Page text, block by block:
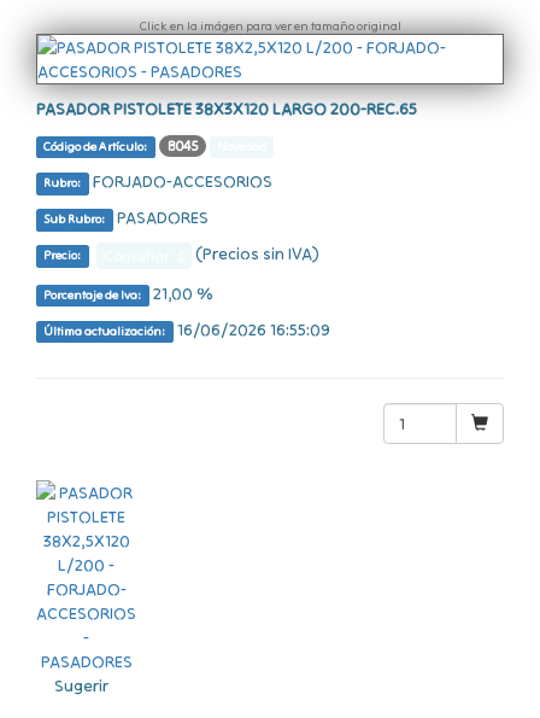
Click en la imágen para ver en tamaño original
PASADOR PISTOLETE 38X3X120 LARGO 200-REC.65
Código de Artículo: B045
Rubro: FORJADO-ACCESORIOS
Sub Rubro: PASADORES
Precio: (Precios sin IVA)
Porcentaje de Iva: 21,00 %
Última actualización: 16/06/2026 16:55:09
Sugerir